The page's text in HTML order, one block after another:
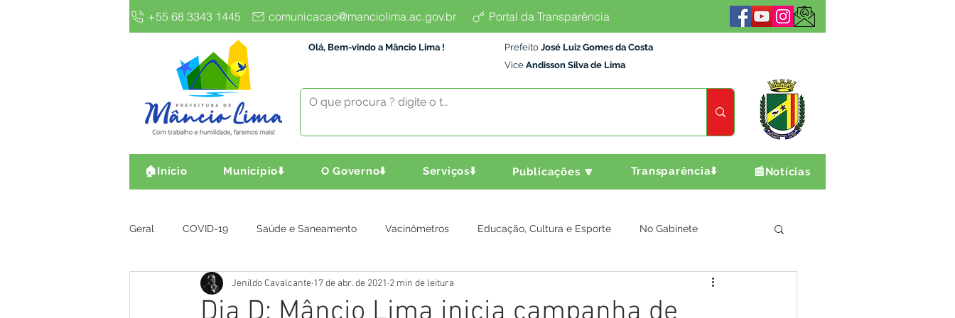
+55 68 3343 1445 comunicacao@manciolima.ac.gov.br Portal da Transparência
Olá, Bem-vindo a Mâncio Lima ! Prefeito José Luiz Gomes da Costa
Vice Andisson Silva de Lima
🏠Início Município⬇️ O Governo⬇️ Serviços⬇️ Publicações 🔽 Transparência⬇️ 📰Notícias
Geral COVID-19 Saúde e Saneamento Vacinômetros Educação, Cultura e Esporte No Gabinete
Gestão e Finanças Infra, Obra e Transporte Assistência Social Agricultura e Produção
Jenildo Cavalcante 17 de abr. de 2021 2 min de leitura